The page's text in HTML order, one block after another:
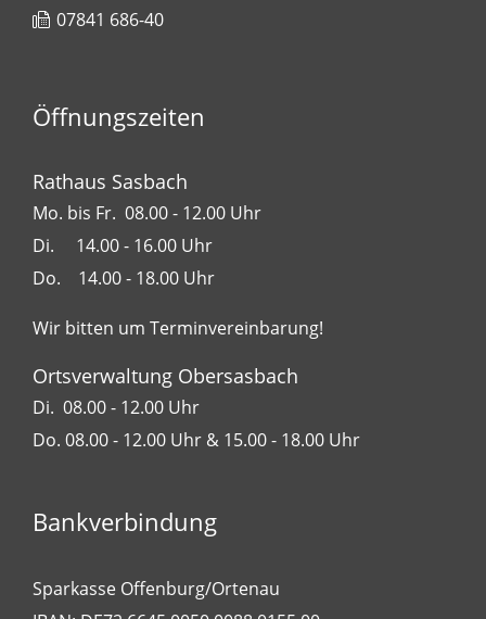
07841 686-40
Leaflet| Map data ©
Öffnungszeiten
Rathaus Sasbach
Mo. bis Fr. 08.00 - 12.00 Uhr
Di. 14.00 - 16.00 Uhr
Do. 14.00 - 18.00 Uhr
Wir bitten um Terminvereinbarung!
Ortsverwaltung Obersasbach
Di. 08.00 - 12.00 Uhr
Do. 08.00 - 12.00 Uhr & 15.00 - 18.00 Uhr
Bankverbindung
Sparkasse Offenburg/Ortenau